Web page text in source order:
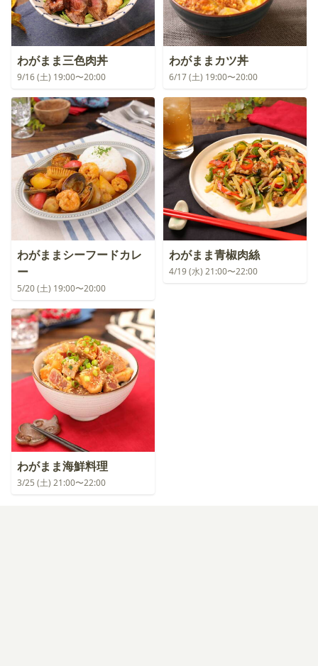
わがまま三色肉丼
9/16 (土) 19:00〜20:00
わがままカツ丼
6/17 (土) 19:00〜20:00
わがままシーフードカレ
ー
5/20 (土) 19:00〜20:00
わがまま青椒肉絲
4/19 (水) 21:00〜22:00
わがまま海鮮料理
3/25 (土) 21:00〜22:00